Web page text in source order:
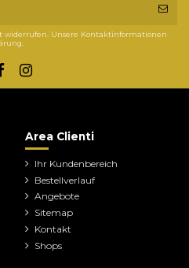
widerrufen. Unsere Kontaktinformationen
Area Clienti
Ihr Kundenbereich
Bestellverlauf
Angebote
Sitemap
Kontakt
Shops